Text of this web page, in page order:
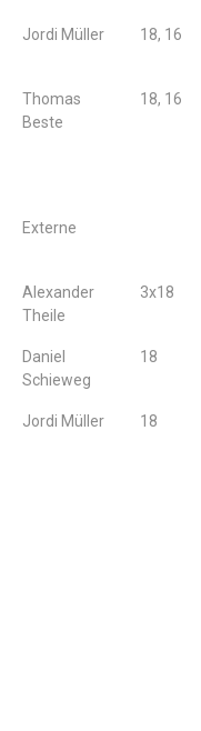
Jordi Müller 18, 16
Thomas
Beste
18, 16
Externe
Alexander
Theile
3x18
Daniel
Schieweg
18
Jordi Müller 18